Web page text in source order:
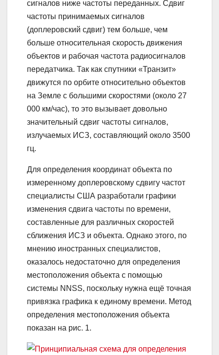
сигналов ниже частоты переданных. Сдвиг
частоты принимаемых сигналов
(доплеровский сдвиг) тем больше, чем
больше относительная скорость движения
объектов и рабочая частота радиосигналов
передатчика. Так как спутники «Транзит»
движутся по орбите относительно объектов
на Земле с большими скоростями (около 27
000 км/час), то это вызывает довольно
значительный сдвиг частоты сигналов,
излучаемых ИСЗ, составляющий около 3500
гц.
Для определения координат объекта по
измеренному доплеровскому сдвигу частот
специалисты США разработали графики
изменения сдвига частоты по времени,
составленные для различных скоростей
сближения ИСЗ и объекта. Однако этого, по
мнению иностранных специалистов,
оказалось недостаточно для определения
местоположения объекта с помощью
системы NNSS, поскольку нужна ещё точная
привязка графика к единому времени. Метод
определения местоположения объекта
показан на рис. 1.